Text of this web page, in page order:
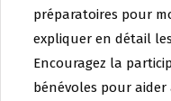
préparatoires pour
expliquer en détail
Encouragez la
bénévoles pour